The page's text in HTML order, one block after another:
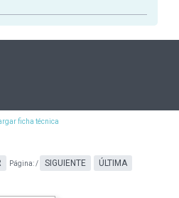
ficha técnica
Página:/ SIGUIENTE ÚLTIMA